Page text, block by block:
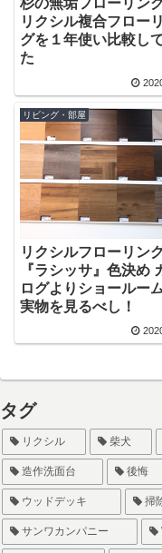
杉の無垢フローリン
リクシル複合フロー
グを１年使い比較し
た
リビング・部屋
リクシルフローリン
『ラシッサ』色決め
ログよりショールー
実物を見るべし！
タグ
リクシル 柴犬
造作洗面台 後悔
ウッドデッキ 掃
サンワカンパニー